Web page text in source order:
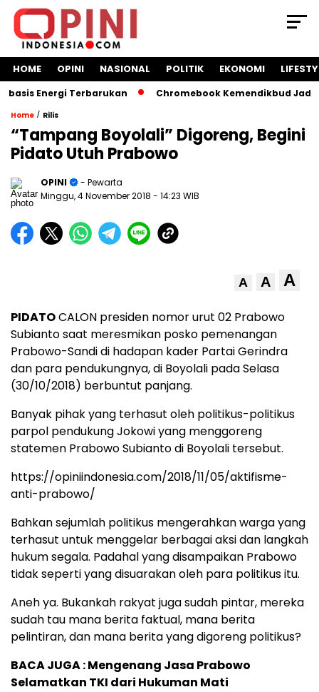
HOME OPINI NASIONAL POLITIK EKONOMI
Energi Terbarukan Chromebook Kemendikbud Jadi
Home / Rilis
“Tampang Boyolali” Digoreng, Begini
Pidato Utuh Prabowo
OPINI
- Pewarta
Minggu, 4 November 2018 - 14:23 WIB
A A A
PIDATOCALON presiden nomor urut 02 Prabowo
Subianto saat meresmikan posko pemenangan
Prabowo-Sandi di hadapan kader Partai Gerindra
dan para pendukungnya, di Boyolali pada Selasa
(30/10/2018) berbuntut panjang.
Banyak pihak yang terhasut oleh politikus-politikus
parpol pendukung Jokowi yang menggoreng
statemen Prabowo Subianto di Boyolali tersebut.
https://opiniindonesia.com/2018/11/05/aktifisme-
anti-prabowo/
Bahkan sejumlah politikus mengerahkan warga yang
terhasut untuk menggelar berbagai aksi dan langkah
hukum segala. Padahal yang disampaikan Prabowo
tidak seperti yang disuarakan oleh para politikus itu.
Aneh ya. Bukankah rakyat juga sudah pintar, mereka
sudah tau mana berita faktual, mana berita
pelintiran, dan mana berita yang digoreng politikus?
BACA JUGA :Mengenang Jasa Prabowo
Selamatkan TKI dari Hukuman Mati